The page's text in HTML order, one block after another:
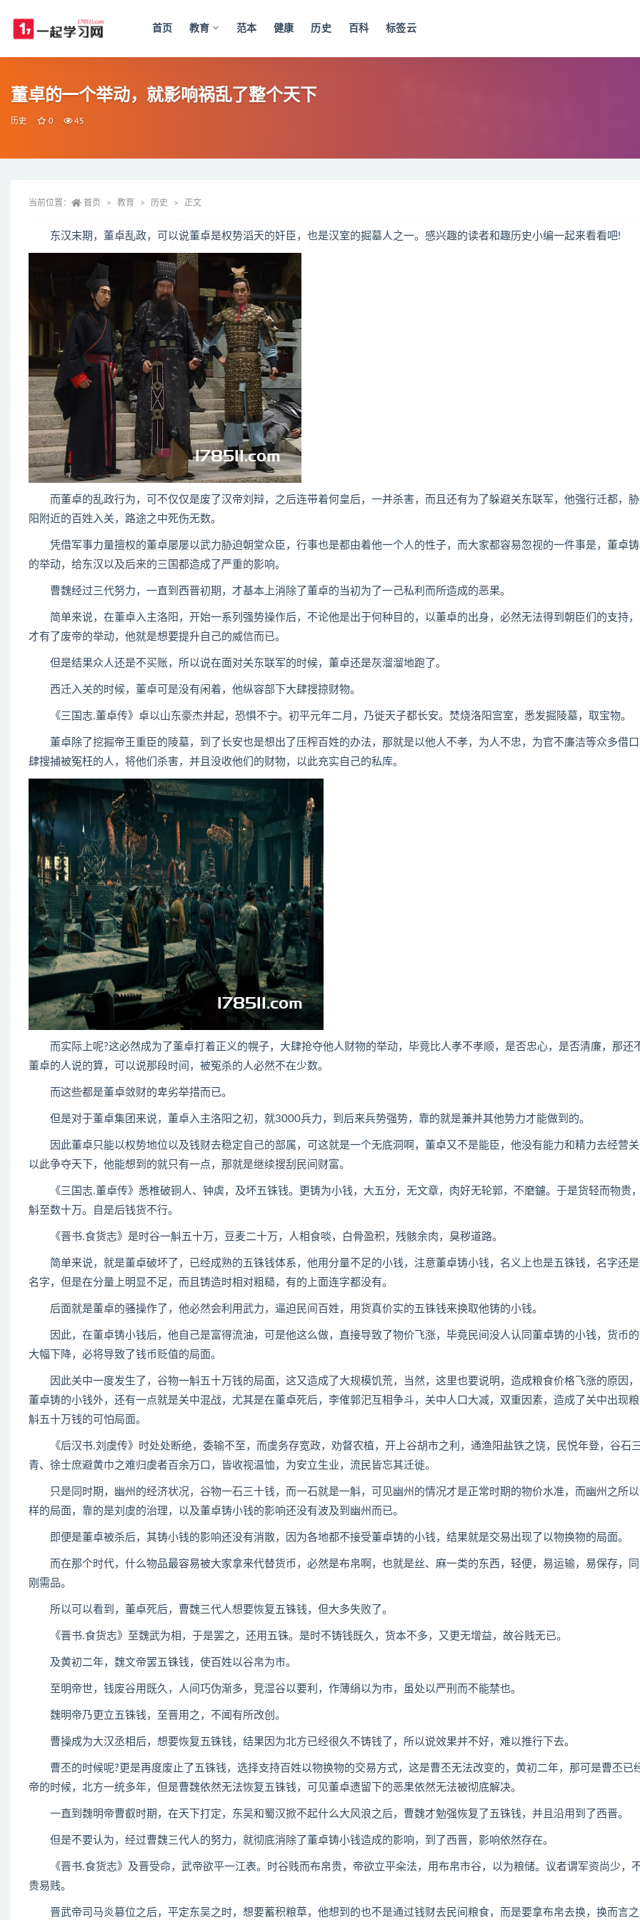
首页 教育 范本 健康 历史 百科 标签云
董卓的一个举动，就影响祸乱了整个天下
历史 0 45
当前位置： 首页 教育 历史 正文
东汉末期，董卓乱政，可以说董卓是权势滔天的奸臣，也是汉室的掘墓人之一。感兴趣的读者和趣历史小编一起来看看吧!
而董卓的乱政行为，可不仅仅是废了汉帝刘辩，之后连带着何皇后，一并杀害，而且还有为了躲避关东联军，他强行迁都，
阳附近的百姓入关，路途之中死伤无数。
凭借军事力量擅权的董卓屡屡以武力胁迫朝堂众臣，行事也是都由着他一个人的性子，而大家都容易忽视的一件事是，董卓
的举动，给东汉以及后来的三国都造成了严重的影响。
曹魏经过三代努力，一直到西晋初期，才基本上消除了董卓的当初为了一己私利而所造成的恶果。
简单来说，在董卓入主洛阳，开始一系列强势操作后，不论他是出于何种目的，以董卓的出身，必然无法得到朝臣们的支持
才有了废帝的举动，他就是想要提升自己的威信而已。
但是结果众人还是不买账，所以说在面对关东联军的时候，董卓还是灰溜溜地跑了。
西迁入关的时候，董卓可是没有闲着，他纵容部下大肆搜掠财物。
《三国志.董卓传》卓以山东豪杰并起，恐惧不宁。初平元年二月，乃徙天子都长安。焚烧洛阳宫室，悉发掘陵墓，取宝物。
董卓除了挖掘帝王重臣的陵墓，到了长安也是想出了压榨百姓的办法，那就是以他人不孝，为人不忠，为官不廉洁等众多借
肆搜捕被冤枉的人，将他们杀害，并且没收他们的财物，以此充实自己的私库。
而实际上呢?这必然成为了董卓打着正义的幌子，大肆抢夺他人财物的举动，毕竟比人孝不孝顺，是否忠心，是否清廉，那还
董卓的人说的算，可以说那段时间，被冤杀的人必然不在少数。
而这些都是董卓敛财的卑劣举措而已。
但是对于董卓集团来说，董卓入主洛阳之初，就3000兵力，到后来兵势强势，靠的就是兼并其他势力才能做到的。
因此董卓只能以权势地位以及钱财去稳定自己的部属，可这就是一个无底洞啊，董卓又不是能臣，他没有能力和精力去经营关
以此争夺天下，他能想到的就只有一点，那就是继续搜刮民间财富。
《三国志.董卓传》悉椎破铜人、钟虡，及坏五铢钱。更铸为小钱，大五分，无文章，肉好无轮郭，不磨鑢。于是货轻而物贵
斛至数十万。自是后钱货不行。
《晋书.食货志》是时谷一斛五十万，豆麦二十万，人相食啖，白骨盈积，残骸余肉，臭秽道路。
简单来说，就是董卓破坏了，已经成熟的五铢钱体系，他用分量不足的小钱，注意董卓铸小钱，名义上也是五铢钱，名字还
名字，但是在分量上明显不足，而且铸造时相对粗糙，有的上面连字都没有。
后面就是董卓的骚操作了，他必然会利用武力，逼迫民间百姓，用货真价实的五铢钱来换取他铸的小钱。
因此，在董卓铸小钱后，他自己是富得流油，可是他这么做，直接导致了物价飞涨，毕竟民间没人认同董卓铸的小钱，货币的
大幅下降，必将导致了钱币贬值的局面。
因此关中一度发生了，谷物一斛五十万钱的局面，这又造成了大规模饥荒，当然，这里也要说明，造成粮食价格飞涨的原因，
董卓铸的小钱外，还有一点就是关中混战，尤其是在董卓死后，李傕郭汜互相争斗，关中人口大减，双重因素，造成了关中出现
斛五十万钱的可怕局面。
《后汉书.刘虞传》时处处断绝，委输不至，而虞务存宽政，劝督农植，开上谷胡市之利，通渔阳盐铁之饶，民悦年登，谷石三
青、徐士庶避黄巾之难归虞者百余万口，皆收视温恤，为安立生业，流民皆忘其迁徙。
只是同时期，幽州的经济状况，谷物一石三十钱，而一石就是一斛，可见幽州的情况才是正常时期的物价水准，而幽州之所
样的局面，靠的是刘虞的治理，以及董卓铸小钱的影响还没有波及到幽州而已。
即便是董卓被杀后，其铸小钱的影响还没有消散，因为各地都不接受董卓铸的小钱，结果就是交易出现了以物换物的局面。
而在那个时代，什么物品最容易被大家拿来代替货币，必然是布帛啊，也就是丝、麻一类的东西，轻便，易运输，易保存，
刚需品。
所以可以看到，董卓死后，曹魏三代人想要恢复五铢钱，但大多失败了。
《晋书.食货志》至魏武为相，于是罢之，还用五铢。是时不铸钱既久，货本不多，又更无增益，故谷贱无已。
及黄初二年，魏文帝罢五铢钱，使百姓以谷帛为市。
至明帝世，钱废谷用既久，人间巧伪渐多，竞湿谷以要利，作薄绢以为市，虽处以严刑而不能禁也。
魏明帝乃更立五铢钱，至晋用之，不闻有所改创。
曹操成为大汉丞相后，想要恢复五铢钱，结果因为北方已经很久不铸钱了，所以说效果并不好，难以推行下去。
曹丕的时候呢?更是再度废止了五铢钱，选择支持百姓以物换物的交易方式，这是曹丕无法改变的，黄初二年，那可是曹丕已
帝的时候，北方一统多年，但是曹魏依然无法恢复五铢钱，可见董卓遗留下的恶果依然无法被彻底解决。
一直到魏明帝曹叡时期，在天下打定，东吴和蜀汉掀不起什么大风浪之后，曹魏才勉强恢复了五铢钱，并且沿用到了西晋。
但是不要认为，经过曹魏三代人的努力，就彻底消除了董卓铸小钱造成的影响，到了西晋，影响依然存在。
《晋书.食货志》及晋受命，武帝欲平一江表。时谷贱而布帛贵，帝欲立平籴法，用布帛市谷，以为粮储。议者谓军资尚少，
贵易贱。
晋武帝司马炎篡位之后，平定东吴之时，想要蓄积粮草，他想到的也不是通过钱财去民间粮食，而是要拿布帛去换，换而言